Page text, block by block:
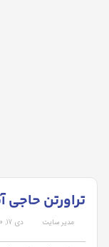
تراورتن حاجی
مدیر سایت دی 17, 1400